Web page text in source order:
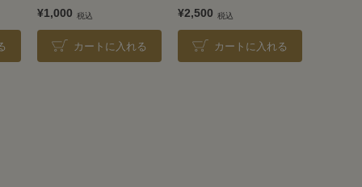
¥1,000
カートに入れる
¥2,500
カートに入れる